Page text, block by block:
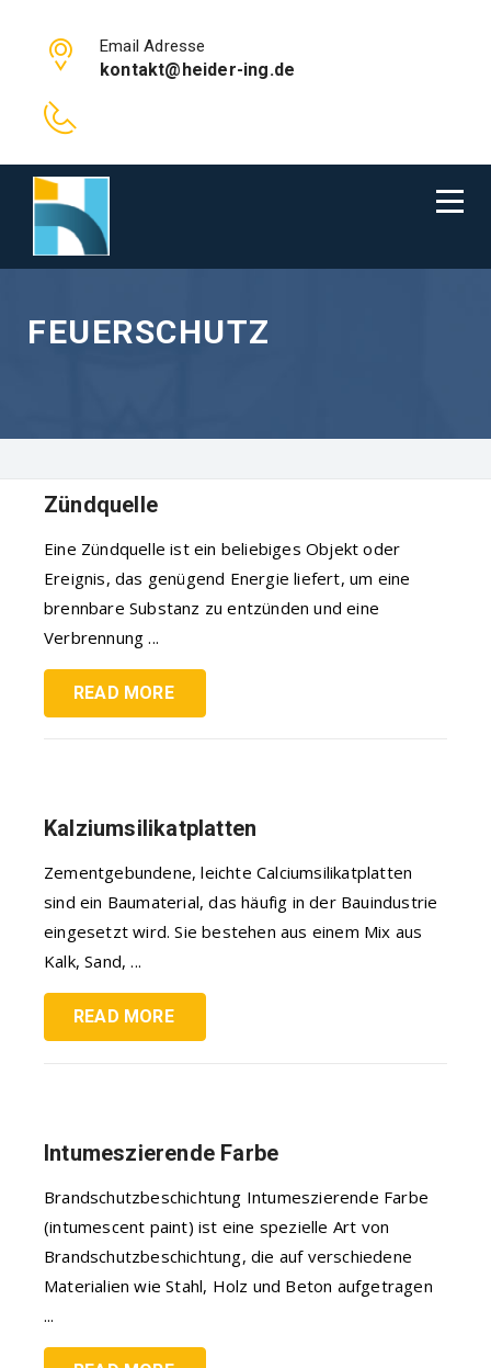
Email Adresse
kontakt@heider-ing.de
FEUERSCHUTZ
Zündquelle
Eine Zündquelle ist ein beliebiges Objekt oder
Ereignis, das genügend Energie liefert, um eine
brennbare Substanz zu entzünden und eine
Verbrennung ...
READ MORE
Kalziumsilikatplatten
Zementgebundene, leichte Calciumsilikatplatten
sind ein Baumaterial, das häufig in der Bauindustrie
eingesetzt wird. Sie bestehen aus einem Mix aus
Kalk, Sand, ...
READ MORE
Intumeszierende Farbe
Brandschutzbeschichtung Intumeszierende Farbe
(intumescent paint) ist eine spezielle Art von
Brandschutzbeschichtung, die auf verschiedene
Materialien wie Stahl, Holz und Beton aufgetragen
...